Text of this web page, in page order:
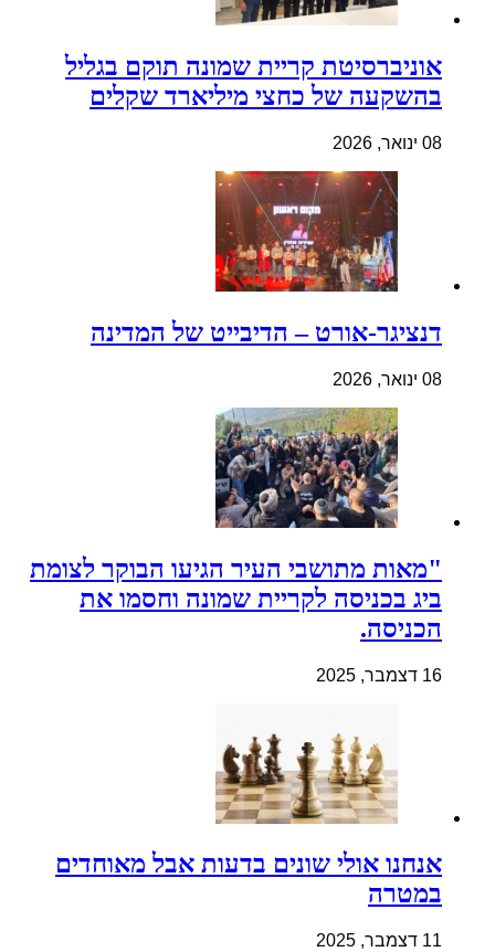
אוניברסיטת קריית שמונה תוקם בגליל
בהשקעה של כחצי מיליארד שקלים
08 ינואר, 2026
דנציגר-אורט – הדיבייט של המדינה
08 ינואר, 2026
"מאות מתושבי העיר הגיעו הבוקר לצומת
ביג בכניסה לקריית שמונה וחסמו את
הכניסה.
16 דצמבר, 2025
אנחנו אולי שונים בדעות אבל מאוחדים
במטרה
11 דצמבר, 2025